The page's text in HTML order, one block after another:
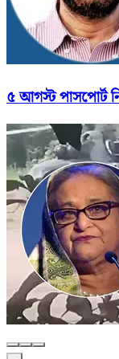
৫ আগস্ট পাসপোর্ট